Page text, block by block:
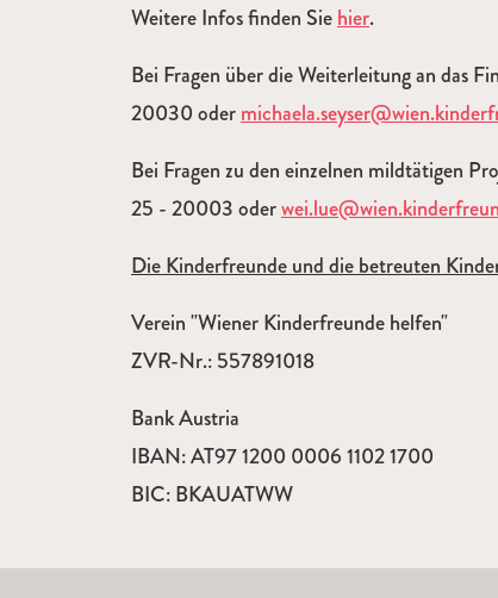
Weitere Infos finden Siehier.
Bei Fragen über die Weiterleitung an das
20030 oder
Bei Fragen zu den einzelnen mildtätigen
25 - 20003 oder
Die Kinderfreunde und die betreuten
Verein "Wiener Kinderfreunde helfen"
ZVR-Nr.: 557891018
Bank Austria
IBAN: AT97 1200 0006 1102 1700
BIC: BKAUATWW